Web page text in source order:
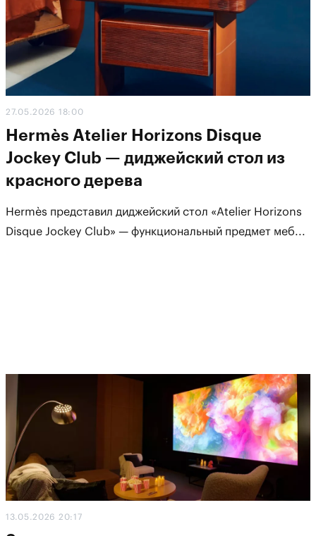
27.05.2026 18:00
Hermès Atelier Horizons Disque
Jockey Club — диджейский стол из
красного дерева
Hermès представил диджейский стол «Atelier Horizons
Disque Jockey Club» — функциональный предмет меб...
13.05.2026 20:17